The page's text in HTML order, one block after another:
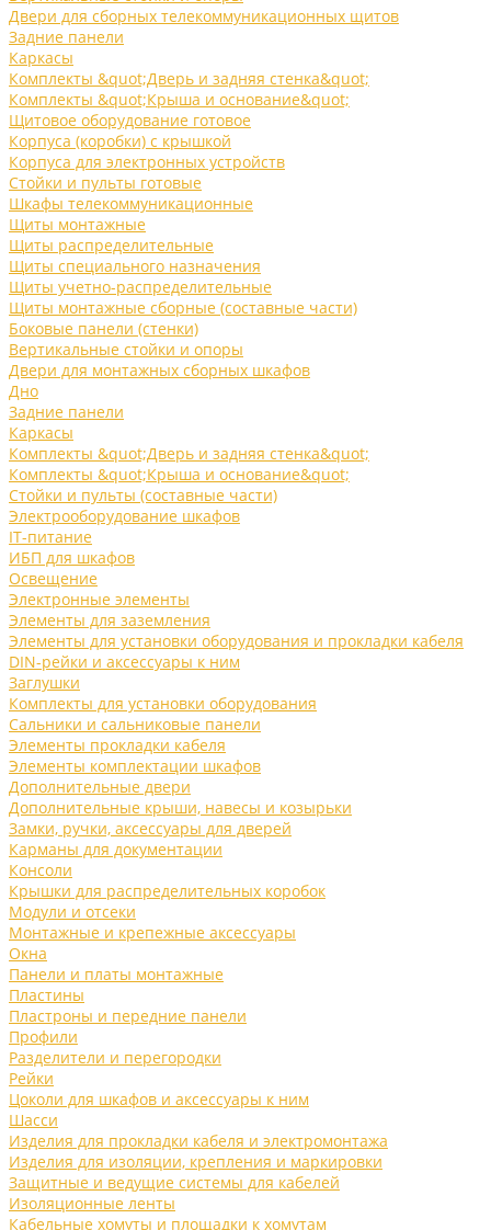
Двери для сборных телекоммуникационных щитов
Задние панели
Каркасы
Комплекты &quot;Дверь и задняя стенка&quot;
Комплекты &quot;Крыша и основание&quot;
Щитовое оборудование готовое
Корпуса (коробки) с крышкой
Корпуса для электронных устройств
Стойки и пульты готовые
Шкафы телекоммуникационные
Щиты монтажные
Щиты распределительные
Щиты специального назначения
Щиты учетно-распределительные
Щиты монтажные сборные (составные части)
Боковые панели (стенки)
Вертикальные стойки и опоры
Двери для монтажных сборных шкафов
Дно
Задние панели
Каркасы
Комплекты &quot;Дверь и задняя стенка&quot;
Комплекты &quot;Крыша и основание&quot;
Стойки и пульты (составные части)
Электрооборудование шкафов
IT-питание
ИБП для шкафов
Освещение
Электронные элементы
Элементы для заземления
Элементы для установки оборудования и прокладки кабеля
DIN-рейки и аксессуары к ним
Заглушки
Комплекты для установки оборудования
Сальники и сальниковые панели
Элементы прокладки кабеля
Элементы комплектации шкафов
Дополнительные двери
Дополнительные крыши, навесы и козырьки
Замки, ручки, аксессуары для дверей
Карманы для документации
Консоли
Крышки для распределительных коробок
Модули и отсеки
Монтажные и крепежные аксессуары
Окна
Панели и платы монтажные
Пластины
Пластроны и передние панели
Профили
Разделители и перегородки
Рейки
Цоколи для шкафов и аксессуары к ним
Шасси
Изделия для прокладки кабеля и электромонтажа
Изделия для изоляции, крепления и маркировки
Защитные и ведущие системы для кабелей
Изоляционные ленты
Кабельные хомуты и площадки к хомутам